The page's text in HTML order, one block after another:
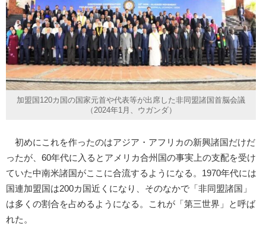
加盟国120カ国の国家元首や代表等が出席した非同盟諸国首脳会議
（2024年1月、ウガンダ）
初めにこれを作ったのはアジア・アフリカの新興諸国だけだ
ったが、60年代に入るとアメリカ合州国の事実上の支配を受け
ていた中南米諸国がここに合流するようになる。1970年代には
国連加盟国は200カ国近くになり、そのなかで「非同盟諸国」
は多くの割合を占めるようになる。これが「第三世界」と呼ば
れた。